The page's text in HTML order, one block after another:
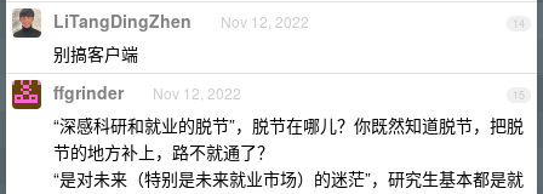
14
LiTangDingZhen Nov 12, 2022
别搞客户端
15
ffgrinder Nov 12, 2022
“深感科研和就业的脱节”，脱节在哪儿？你既然知道脱节，把脱
节的地方补上，路不就通了？
“是对未来（特别是未来就业市场）的迷茫”，研究生基本都是就